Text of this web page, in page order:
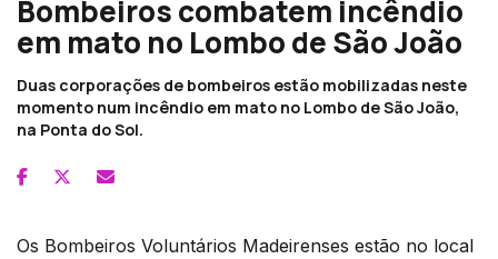
Bombeiros combatem incêndio
em mato no Lombo de São João
Duas corporações de bombeiros estão mobilizadas neste
momento num incêndio em mato no Lombo de São João,
na Ponta do Sol.
Os Bombeiros Voluntários Madeirenses estão no local